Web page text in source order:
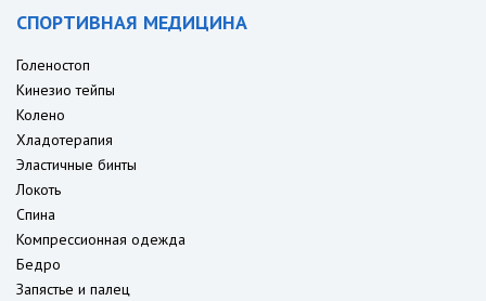
СПОРТИВНАЯ МЕДИЦИНА
Голеностоп
Кинезио тейпы
Колено
Хладотерапия
Эластичные бинты
Локоть
Спина
Компрессионная одежда
Бедро
Запястье и палец